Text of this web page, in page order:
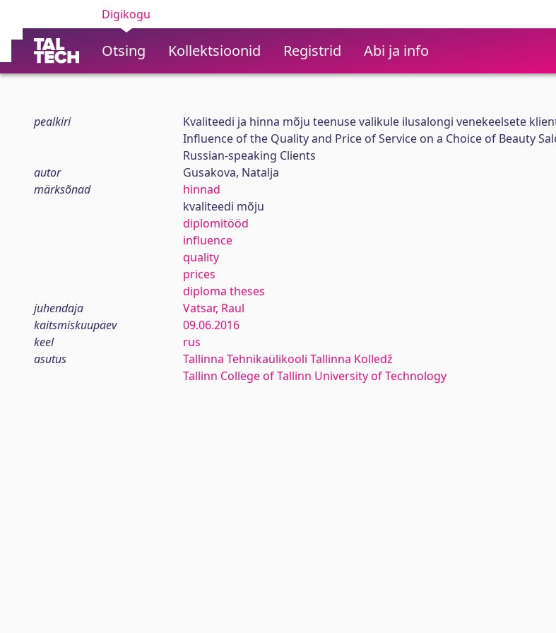
Digikogu
Otsing Kollektsioonid Registrid Abi ja info
pealkiri
Kvaliteedi ja hinna mõju teenuse valikule ilusalongi venekeelsete
Influence of the Quality and Price of Service on a Choice of Beauty
Russian-speaking Clients
autor
Gusakova, Natalja
märksõnad
hinnad
kvaliteedi mõju
diplomitööd
influence
quality
prices
diploma theses
juhendaja
Vatsar, Raul
kaitsmiskuupäev
09.06.2016
keel
rus
asutus
Tallinna Tehnikaülikooli Tallinna Kolledž
Tallinn College of Tallinn University of Technology